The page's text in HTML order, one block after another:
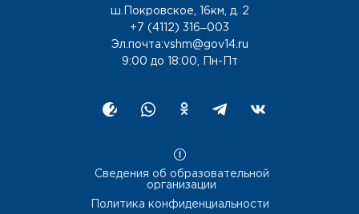
ш.Покровское, 16км, д. 2
+7 (4112) 316‒003
Эл.почта:vshm@gov14.ru
9:00 до 18:00, Пн-Пт
Сведения об образовательной
организации
Политика конфиденциальности